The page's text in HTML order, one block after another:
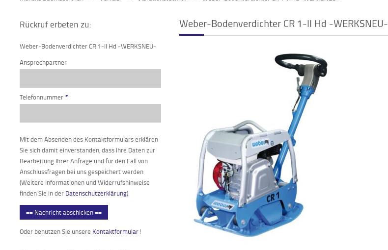
Weber-Bodenverdichter CR 1-II Hd -WERKSNEU-
Rückruf erbeten zu:
Weber-Bodenverdichter CR 1-II Hd -WERKSNEU-
Ansprechpartner
Telefonnummer *
Mit dem Absenden des Kontaktformulars erklären
Sie sich damit einverstanden, dass Ihre Daten zur
Bearbeitung Ihrer Anfrage und für den Fall von
Anschlussfragen bei uns gespeichert werden
(Weitere Informationen und Widerrufshinweise
finden Sie in der Datenschutzerklärung).
== Nachricht abschicken ==
Oder benutzen Sie unsere Kontaktformular!